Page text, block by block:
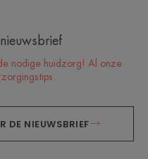
nodige huidzorg! Al onze
DE NIEUWSBRIEF